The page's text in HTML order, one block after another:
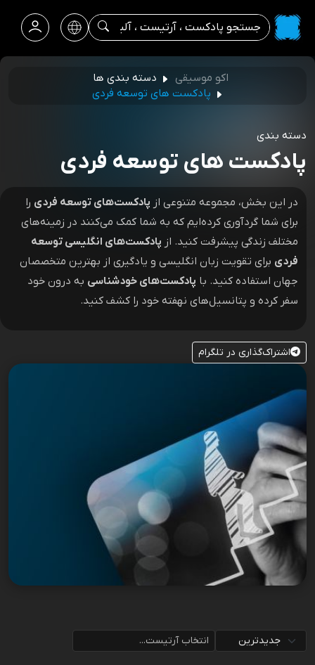
اکو موسیقی
دسته بندی ها
پادکست های توسعه فردی
دسته بندی
پادکست های توسعه فردی
در این بخش، مجموعه متنوعی از پادکست‌های توسعه فردی را
برای شما گردآوری کرده‌ایم که به شما کمک می‌کنند در زمینه‌های
مختلف زندگی پیشرفت کنید. از پادکست‌های انگلیسی توسعه
فردی برای تقویت زبان انگلیسی و یادگیری از بهترین متخصصان
جهان استفاده کنید. با پادکست‌های خودشناسی به درون خود
سفر کرده و پتانسیل‌های نهفته خود را کشف کنید.
اشتراک‌گذاری در تلگرام